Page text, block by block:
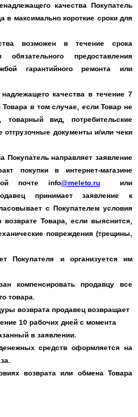
качества Покупатель
в максимально короткие сроки для
возможен в течение срока
предоставления
гарантийного ремонта или
качества в течение 7
в том случае, если Товар не
вид, потребительские
документы и/или чеки
Покупатель направляет заявление
покупки в интернет-магазине
почте info@meleto ru
или
принимает заявление к
с Покупателем условия
Товара, если выяснится,
повреждения (трещины,
Покупателя и организуется им
компенсировать продавцу все
товара.
возврата продавец возвращает
10 рабочих дней с момента
в заявлении.
средств оформляется на
возврата или обмена Товара